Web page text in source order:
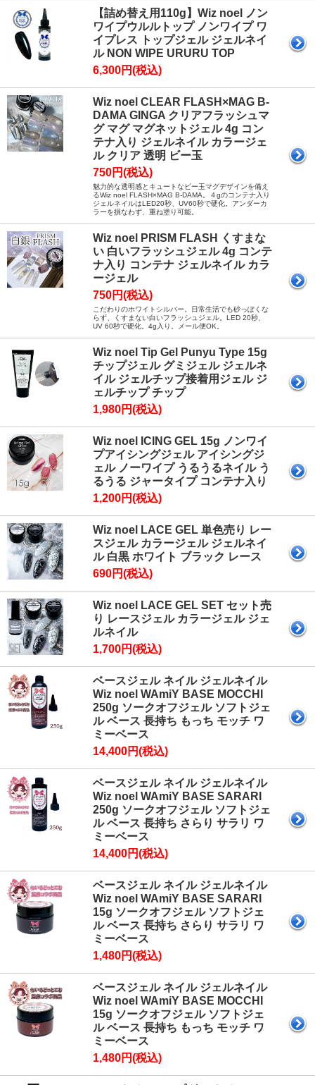
【詰め替え用110g】Wiz noel ノン
ワイプウルルトップ ノンワイプ ワ
イプレス トップジェル ジェルネイ
ル NON WIPE URURU TOP
6,300円(税込)
Wiz noel CLEAR FLASH×MAG B-
DAMA GINGA クリアフラッシュマ
グ マグ マグネットジェル 4g コン
テナ入り ジェルネイル カラージェ
ル クリア 透明 ビー玉
750円(税込)
魅力的な透明感とキュートなビー玉マグデザインを備え
るWiz noel FLASH×MAG B-DAMA。４gのコンテナ入り
ジェルネイルはLED20秒、UV60秒で硬化。アンダーカ
ラーを損なわず、重ね塗り可能。
Wiz noel PRISM FLASH くすまな
い 白いフラッシュジェル 4g コンテ
ナ入り コンテナ ジェルネイル カラ
ージェル
750円(税込)
こだわりのホワイトシルバー。日常生活でも砂っぽくな
らず、くすまない白いフラッシュジェル。LED 20秒、
UV 60秒で硬化。4g入り。メール便OK。
Wiz noel Tip Gel Punyu Type 15g
チップジェル グミジェル ジェルネ
イル ジェルチップ接着用ジェル ジ
ェルチップ チップ
1,980円(税込)
Wiz noel ICING GEL 15g ノンワイ
プアイシングジェル アイシングジ
ェル ノーワイプ うるうるネイル う
るうる ジャータイプ コンテナ入り
1,200円(税込)
Wiz noel LACE GEL 単色売り レー
スジェル カラージェル ジェルネイ
ル 白黒 ホワイト ブラック レース
690円(税込)
Wiz noel LACE GEL SET セット売
り レースジェル カラージェル ジェ
ルネイル
1,700円(税込)
ベースジェル ネイル ジェルネイル
Wiz noel WAmiY BASE MOCCHI
250g ソークオフジェル ソフトジェ
ル ベース 長持ち もっち モッチ ワ
ミーベース
14,400円(税込)
ベースジェル ネイル ジェルネイル
Wiz noel WAmiY BASE SARARI
250g ソークオフジェル ソフトジェ
ル ベース 長持ち さらり サラリ ワ
ミーベース
14,400円(税込)
ベースジェル ネイル ジェルネイル
Wiz noel WAmiY BASE SARARI
15g ソークオフジェル ソフトジェ
ル ベース 長持ち さらり サラリ ワ
ミーベース
1,480円(税込)
ベースジェル ネイル ジェルネイル
Wiz noel WAmiY BASE MOCCHI
15g ソークオフジェル ソフトジェ
ル ベース 長持ち もっち モッチ ワ
ミーベース
1,480円(税込)